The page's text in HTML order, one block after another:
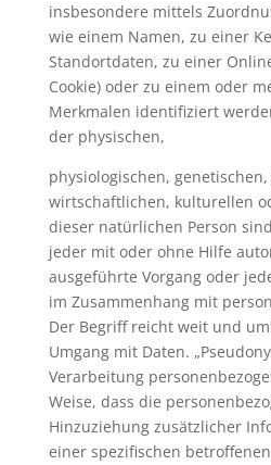
insbesondere mittels
wie einem Namen, zu einer
Standortdaten, zu einer
Cookie) oder zu einem oder
Merkmalen identifiziert
der physischen,
physiologischen,
wirtschaftlichen, kulturellen
dieser natürlichen Person
jeder mit oder ohne Hilfe
ausgeführte Vorgang oder
im Zusammenhang mit
Der Begriff reicht weit und
Umgang mit Daten.
Verarbeitung
Weise, dass die
Hinzuziehung zusätzlicher
einer spezifischen